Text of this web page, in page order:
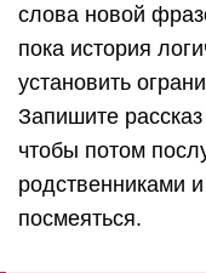
слова новой
пока история
установить
Запишите
чтобы потом
родственниками
посмеяться.